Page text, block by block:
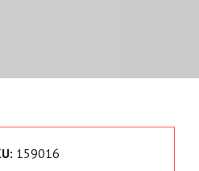
159016